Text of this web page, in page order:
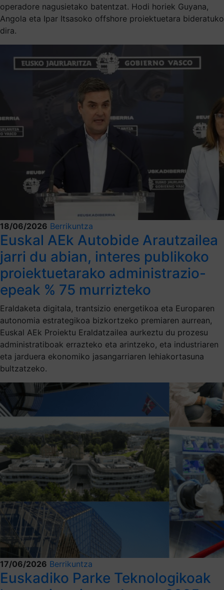
operadore nagusietako batentzat. Hodi horiek Guyana,
Angola eta Ipar Itsasoko offshore proiektuetara bideratuko
dira.
18/06/2026 Berrikuntza
Euskal AEk Autobide Arautzailea
jarri du abian, interes publikoko
proiektuetarako administrazio-
epeak % 75 murrizteko
Eraldaketa digitala, trantsizio energetikoa eta Europaren
autonomia estrategikoa bizkortzeko premiaren aurrean,
Euskal AEk Proiektu Eraldatzailea aurkeztu du prozesu
administratiboak errazteko eta arintzeko, eta industriaren
eta jarduera ekonomiko jasangarriaren lehiakortasuna
bultzatzeko.
17/06/2026 Berrikuntza
Euskadiko Parke Teknologikoak